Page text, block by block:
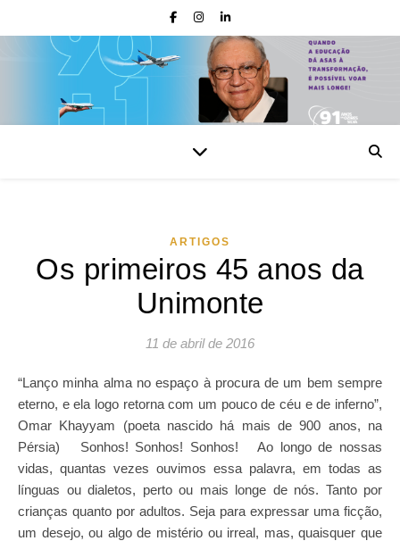
ARTIGOS
Os primeiros 45 anos da
Unimonte
11 de abril de 2016
“Lanço minha alma no espaço à procura de um bem sempre
eterno, e ela logo retorna com um pouco de céu e de inferno”,
Omar Khayyam (poeta nascido há mais de 900 anos, na
Pérsia) Sonhos! Sonhos! Sonhos! Ao longo de nossas
vidas, quantas vezes ouvimos essa palavra, em todas as
línguas ou dialetos, perto ou mais longe de nós. Tanto por
crianças quanto por adultos. Seja para expressar uma ficção,
um desejo, ou algo de mistério ou irreal, mas, quaisquer que